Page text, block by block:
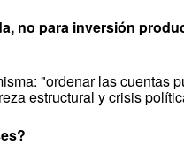
no para inversión
"ordenar las cuentas
estructural y crisis